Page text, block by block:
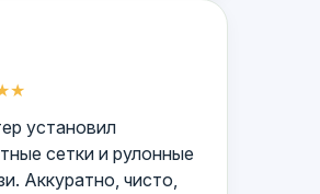
установил
сетки и рулонные
Аккуратно, чисто,